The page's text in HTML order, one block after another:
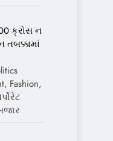
ક્રોસ ન
તબક્કામાં
Fashion,